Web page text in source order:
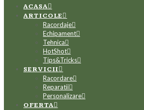
ACASA
ARTICOLE
Racordaje
Echipament
Tehnica
HotShot
Tips&Tricks
SERVICII
Racordare
Reparatii
Personalizare
OFERTA